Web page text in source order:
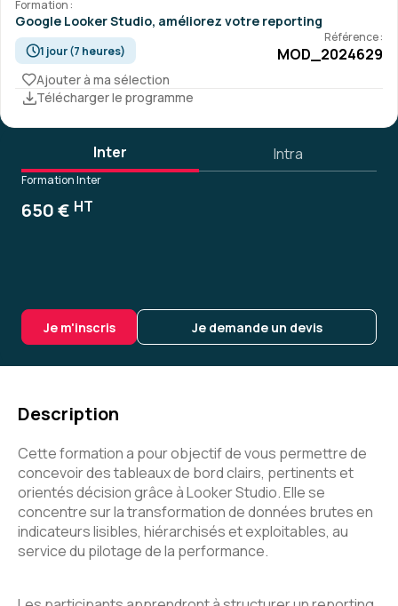
Formation :
Google Looker Studio, améliorez votre reporting
1 jour (7 heures)
Référence :
MOD_2024629
Ajouter à ma sélection
Télécharger le programme
Inter Intra
Formation Inter
650 € HT
Je m'inscris Je demande un devis
Description
Cette formation a pour objectif de vous permettre de
concevoir des tableaux de bord clairs, pertinents et
orientés décision grâce à Looker Studio. Elle se
concentre sur la transformation de données brutes en
indicateurs lisibles, hiérarchisés et exploitables, au
service du pilotage de la performance.